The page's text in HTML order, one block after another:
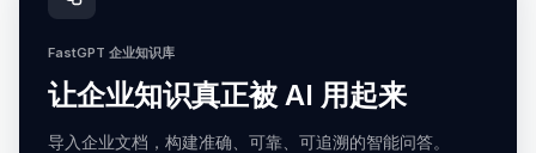
FastGPT 企业知识库
让企业知识真正被 AI 用起来
导入企业文档，构建准确、可靠、可追溯的智能问答。